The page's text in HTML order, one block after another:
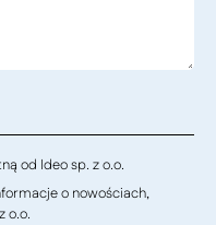
od Ideo sp. z o.o.
o nowościach,
o.o.